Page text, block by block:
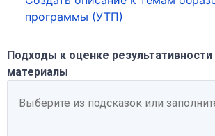
программы (УТП)
Подходы к оценке
материалы